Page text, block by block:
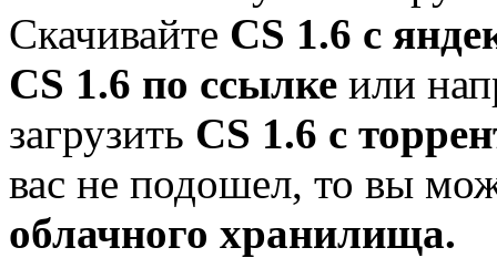
Скачивайте CS 1.6 с
CS 1.6 по ссылке или
загрузить CS 1.6 с
вас не подошел, то вы
облачного хранилища.